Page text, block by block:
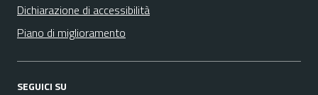
Dichiarazione di accessibilità
Piano di miglioramento
SEGUICI SU